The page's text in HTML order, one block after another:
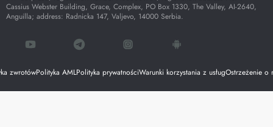
Cassius Webster Building, Grace, Complex, PO Box 1330, The Valley, AI-2640,
Anguilla; address: Radnicka 147, Valjevo, 14000 Serbia.
zwrotówPolityka AMLPolityka prywatnościWarunki korzystania z usługOstrzeżenie o